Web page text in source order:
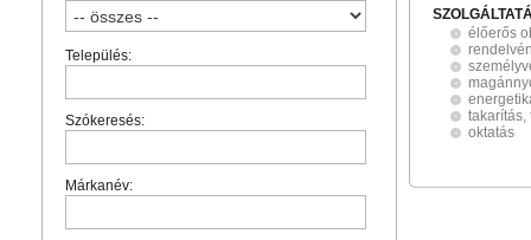
Település:
Szókeresés:
Márkanév:
élőerős
takarítás,
oktatás